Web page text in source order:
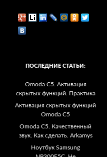
ПОСЛЕДНИЕ СТАТЬИ:
Omoda C5. Активация
скрытых функций. Практика
Активация скрытых функций
Omoda C5
Omoda C5. Качественный
звук. Как сделать. Arkamys
Ноутбук Samsung